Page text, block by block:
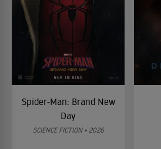
Spider-Man: Brand New
Day
SCIENCE FICTION • 2026